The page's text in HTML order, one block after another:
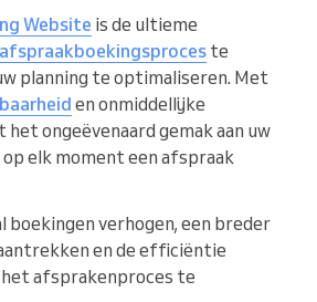
Website is de ultieme
afspraakboekingsproces te
planning te optimaliseren. Met
en onmiddellijke
ongeëvenaard gemak aan uw
elk moment een afspraak
boekingen verhogen, een breder
en de efficiëntie
afsprakenproces te